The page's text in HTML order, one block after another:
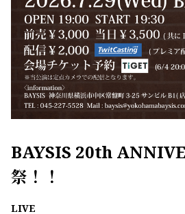
BAYSIS 20th
祭！！
LIVE